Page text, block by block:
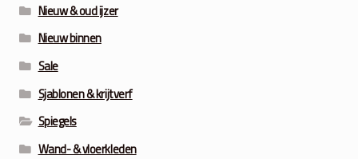
Nieuw & oud ijzer
Nieuw binnen
Sale
Sjablonen & krijtverf
Spiegels
Wand- & vloerkleden